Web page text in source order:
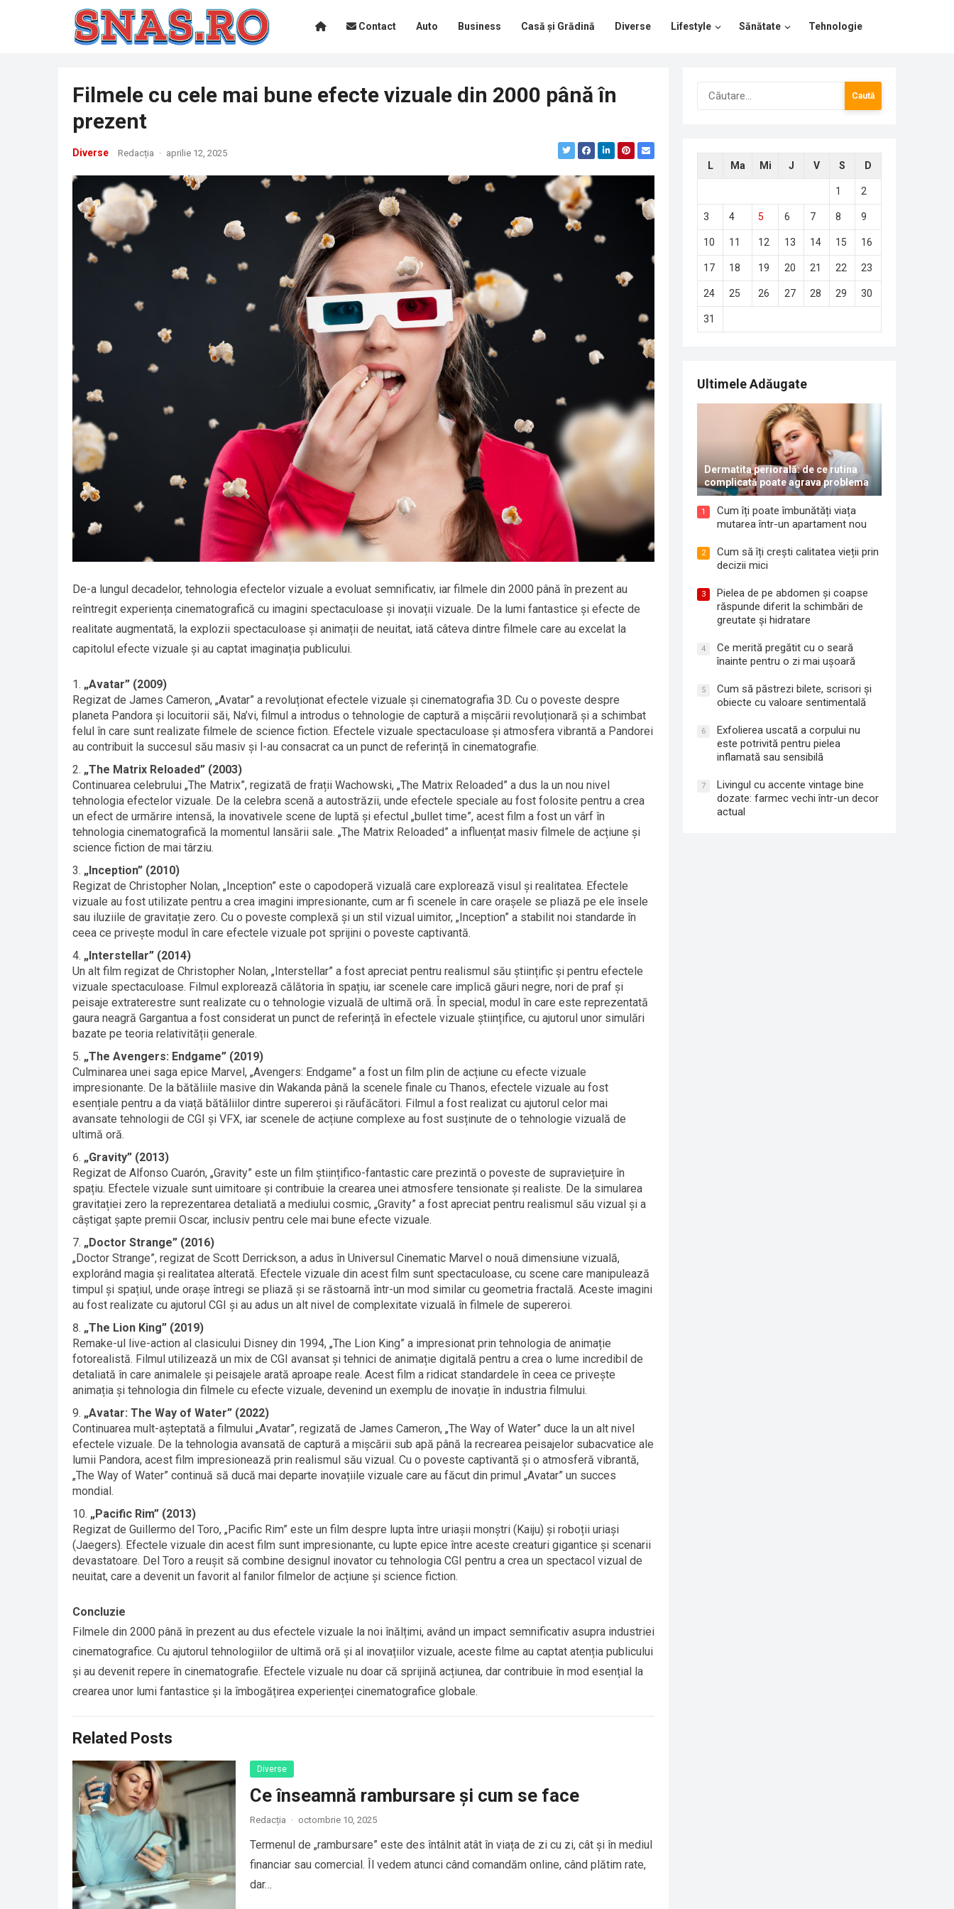
Contact Auto Business Casă și Grădină Diverse Lifestyle Sănătate Tehnologie
Filmele cu cele mai bune efecte vizuale din 2000 până în
prezent
Diverse Redacția · aprilie 12, 2025
De-a lungul decadelor, tehnologia efectelor vizuale a evoluat semnificativ, iar filmele din 2000 până în prezent au
reîntregit experiența cinematografică cu imagini spectaculoase și inovații vizuale. De la lumi fantastice și efecte de
realitate augmentată, la explozii spectaculoase și animații de neuitat, iată câteva dintre filmele care au excelat la
capitolul efecte vizuale și au captat imaginația publicului.
„Avatar” (2009)
Regizat de James Cameron, „Avatar” a revoluționat efectele vizuale și cinematografia 3D. Cu o poveste despre
planeta Pandora și locuitorii săi, Na’vi, filmul a introdus o tehnologie de captură a mișcării revoluționară și a schimbat
felul în care sunt realizate filmele de science fiction. Efectele vizuale spectaculoase și atmosfera vibrantă a Pandorei
au contribuit la succesul său masiv și l-au consacrat ca un punct de referință în cinematografie.
„The Matrix Reloaded” (2003)
Continuarea celebrului „The Matrix”, regizată de frații Wachowski, „The Matrix Reloaded” a dus la un nou nivel
tehnologia efectelor vizuale. De la celebra scenă a autostrăzii, unde efectele speciale au fost folosite pentru a crea
un efect de urmărire intensă, la inovativele scene de luptă și efectul „bullet time”, acest film a fost un vârf în
tehnologia cinematografică la momentul lansării sale. „The Matrix Reloaded” a influențat masiv filmele de acțiune și
science fiction de mai târziu.
„Inception” (2010)
Regizat de Christopher Nolan, „Inception” este o capodoperă vizuală care explorează visul și realitatea. Efectele
vizuale au fost utilizate pentru a crea imagini impresionante, cum ar fi scenele în care orașele se pliază pe ele însele
sau iluziile de gravitație zero. Cu o poveste complexă și un stil vizual uimitor, „Inception” a stabilit noi standarde în
ceea ce privește modul în care efectele vizuale pot sprijini o poveste captivantă.
„Interstellar” (2014)
Un alt film regizat de Christopher Nolan, „Interstellar” a fost apreciat pentru realismul său științific și pentru efectele
vizuale spectaculoase. Filmul explorează călătoria în spațiu, iar scenele care implică găuri negre, nori de praf și
peisaje extraterestre sunt realizate cu o tehnologie vizuală de ultimă oră. În special, modul în care este reprezentată
gaura neagră Gargantua a fost considerat un punct de referință în efectele vizuale științifice, cu ajutorul unor simulări
bazate pe teoria relativității generale.
„The Avengers: Endgame” (2019)
Culminarea unei saga epice Marvel, „Avengers: Endgame” a fost un film plin de acțiune cu efecte vizuale
impresionante. De la bătăliile masive din Wakanda până la scenele finale cu Thanos, efectele vizuale au fost
esențiale pentru a da viață bătăliilor dintre supereroi și răufăcători. Filmul a fost realizat cu ajutorul celor mai
avansate tehnologii de CGI și VFX, iar scenele de acțiune complexe au fost susținute de o tehnologie vizuală de
ultimă oră.
„Gravity” (2013)
Regizat de Alfonso Cuarón, „Gravity” este un film științifico-fantastic care prezintă o poveste de supraviețuire în
spațiu. Efectele vizuale sunt uimitoare și contribuie la crearea unei atmosfere tensionate și realiste. De la simularea
gravitației zero la reprezentarea detaliată a mediului cosmic, „Gravity” a fost apreciat pentru realismul său vizual și a
câștigat șapte premii Oscar, inclusiv pentru cele mai bune efecte vizuale.
„Doctor Strange” (2016)
„Doctor Strange”, regizat de Scott Derrickson, a adus în Universul Cinematic Marvel o nouă dimensiune vizuală,
explorând magia și realitatea alterată. Efectele vizuale din acest film sunt spectaculoase, cu scene care manipulează
timpul și spațiul, unde orașe întregi se pliază și se răstoarnă într-un mod similar cu geometria fractală. Aceste imagini
au fost realizate cu ajutorul CGI și au adus un alt nivel de complexitate vizuală în filmele de supereroi.
„The Lion King” (2019)
Remake-ul live-action al clasicului Disney din 1994, „The Lion King” a impresionat prin tehnologia de animație
fotorealistă. Filmul utilizează un mix de CGI avansat și tehnici de animație digitală pentru a crea o lume incredibil de
detaliată în care animalele și peisajele arată aproape reale. Acest film a ridicat standardele în ceea ce privește
animația și tehnologia din filmele cu efecte vizuale, devenind un exemplu de inovație în industria filmului.
„Avatar: The Way of Water” (2022)
Continuarea mult-așteptată a filmului „Avatar”, regizată de James Cameron, „The Way of Water” duce la un alt nivel
efectele vizuale. De la tehnologia avansată de captură a mișcării sub apă până la recrearea peisajelor subacvatice ale
lumii Pandora, acest film impresionează prin realismul său vizual. Cu o poveste captivantă și o atmosferă vibrantă,
„The Way of Water” continuă să ducă mai departe inovațiile vizuale care au făcut din primul „Avatar” un succes
mondial.
„Pacific Rim” (2013)
Regizat de Guillermo del Toro, „Pacific Rim” este un film despre lupta între uriașii monștri (Kaiju) și roboții uriași
(Jaegers). Efectele vizuale din acest film sunt impresionante, cu lupte epice între aceste creaturi gigantice și scenarii
devastatoare. Del Toro a reușit să combine designul inovator cu tehnologia CGI pentru a crea un spectacol vizual de
neuitat, care a devenit un favorit al fanilor filmelor de acțiune și science fiction.
Concluzie
Filmele din 2000 până în prezent au dus efectele vizuale la noi înălțimi, având un impact semnificativ asupra industriei
cinematografice. Cu ajutorul tehnologiilor de ultimă oră și al inovațiilor vizuale, aceste filme au captat atenția publicului
și au devenit repere în cinematografie. Efectele vizuale nu doar că sprijină acțiunea, dar contribuie în mod esențial la
crearea unor lumi fantastice și la îmbogățirea experienței cinematografice globale.
Related Posts
Diverse
Ce înseamnă rambursare și cum se face
Redacția · octombrie 10, 2025
Termenul de „rambursare” este des întâlnit atât în viața de zi cu zi, cât și în mediul
financiar sau comercial. Îl vedem atunci când comandăm online, când plătim rate,
dar…
Caută
după:
L Ma Mi J V S D
1 2
3 4 5 6 7 8 9
10 11 12 13 14 15 16
17 18 19 20 21 22 23
24 25 26 27 28 29 30
31
Ultimele Adăugate
Dermatita periorală: de ce rutina
complicată poate agrava problema
1
Cum îți poate îmbunătăți viața
mutarea într-un apartament nou
2
Cum să îți crești calitatea vieții prin
decizii mici
3
Pielea de pe abdomen și coapse
răspunde diferit la schimbări de
greutate și hidratare
4
Ce merită pregătit cu o seară
înainte pentru o zi mai ușoară
5
Cum să păstrezi bilete, scrisori și
obiecte cu valoare sentimentală
6
Exfolierea uscată a corpului nu
este potrivită pentru pielea
inflamată sau sensibilă
7
Livingul cu accente vintage bine
dozate: farmec vechi într-un decor
actual